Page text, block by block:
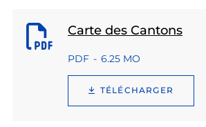
Carte des Cantons
PDF 6.25 MO
TÉLÉCHARGER